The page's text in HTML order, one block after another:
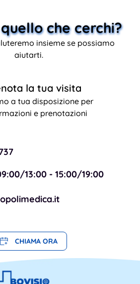
Non trovi quello che cerchi?
insieme se possiamo
aiutarti.
la tua visita
a tua disposizione per
e prenotazioni
13:00 - 15:00/19:00
CHIAMA ORA